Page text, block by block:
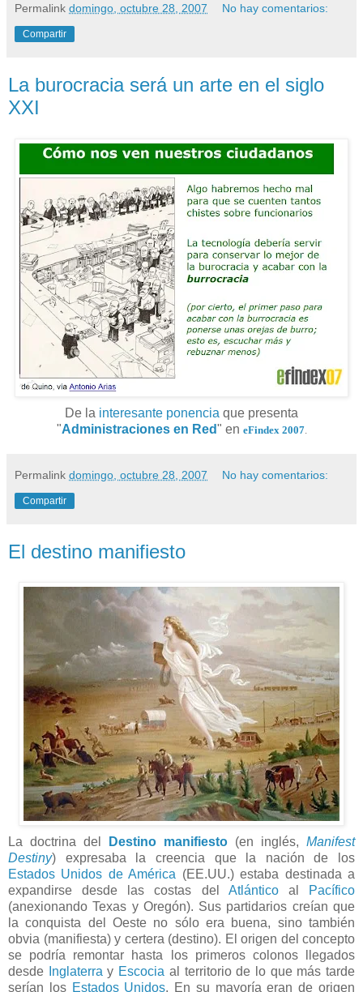
Permalink domingo, octubre 28, 2007 No hay comentarios:
Compartir
La burocracia será un arte en el siglo
XXI
De la interesante ponencia que presenta
"Administraciones en Red" en eFindex 2007.
Permalink domingo, octubre 28, 2007 No hay comentarios:
Compartir
El destino manifiesto
La doctrina del Destino manifiesto (en inglés, Manifest
Destiny) expresaba la creencia que la nación de los
Estados Unidos de América (EE.UU.) estaba destinada a
expandirse desde las costas del Atlánticoal
Pacífico
(anexionando Texas y Oregón). Sus partidarios creían que
la conquista del Oeste no sólo era buena, sino también
obvia (manifiesta) y certera (destino). El origen del concepto
se podría remontar hasta los primeros colonos llegados
desde
Inglaterra y Escocia al territorio de lo que más tarde
serían los Estados Unidos. En su mayoría eran de origen